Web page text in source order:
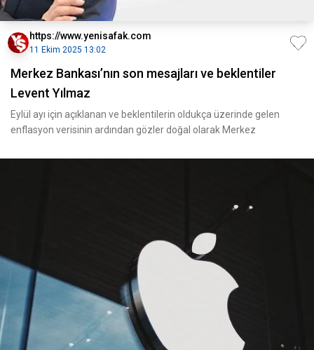
https://www.yenisafak.com
11 Ekim 2025 13:02
Merkez Bankası’nın son mesajları ve beklentiler
Levent Yılmaz
Eylül ayı için açıklanan ve beklentilerin oldukça üzerinde gelen
enflasyon verisinin ardından gözler doğal olarak Merkez